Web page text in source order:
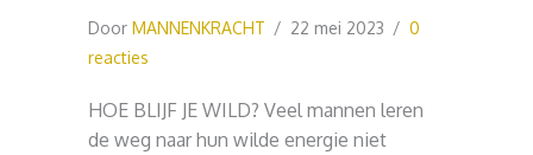
Door MANNENKRACHT / 22 mei 2023 / 0
reacties
HOE BLIJF JE WILD? Veel mannen leren
de weg naar hun wilde energie niet